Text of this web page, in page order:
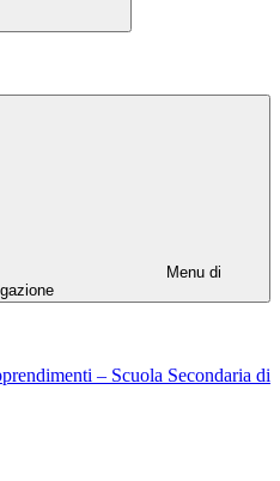
Menu di
– Scuola Secondaria di